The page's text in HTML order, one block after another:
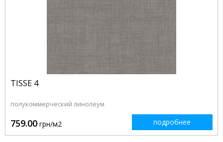
TISSE 4
полукоммерческий линолеум
759.00 грн/м2 подробнее